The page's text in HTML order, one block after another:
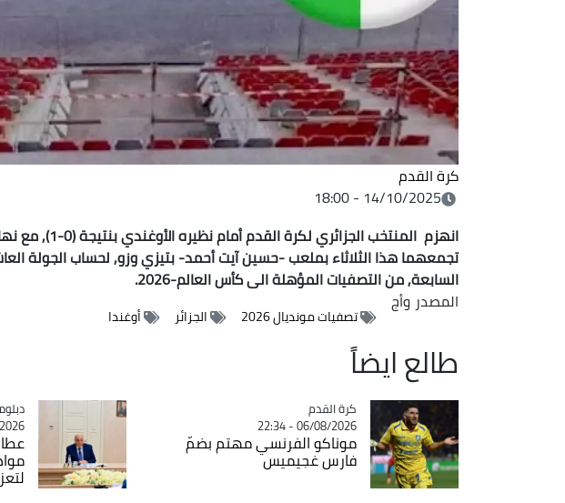
كرة القدم
14/10/2025 - 18:00
انهزم المنتخب
تجمعهما هذا الثلاثاء بملعب -حسين آيت أحمد- بتيزي وزو, لحساب الجولة
السابعة, من التصفيات المؤهلة الى كأس العالم-2026.
المصدر وأج
تصفيات مونديال 2026 الجزائر أوغندا
طالع ايضاً
Catégorie
كرة القدم
06/08/2026 - 22:34
موناكو الفرنسي مهتم بضمّ
فارس غجيميس
20:12